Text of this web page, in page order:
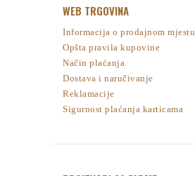
WEB TRGOVINA
Informacija o prodajnom mjestu
Opšta pravila kupovine
Način plaćanja
Dostava i naručivanje
Reklamacije
Sigurnost plaćanja karticama